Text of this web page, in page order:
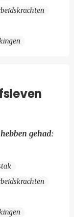
gehad: